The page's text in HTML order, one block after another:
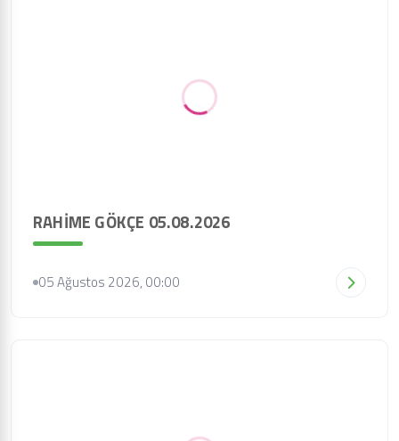
RAHİME GÖKÇE 05.08.2026
05 Ağustos 2026, 00:00